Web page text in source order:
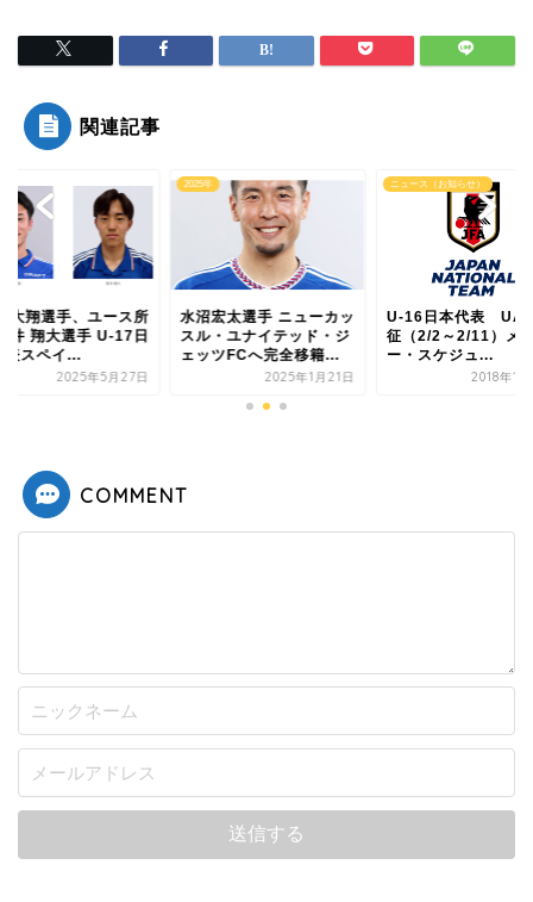
関連記事
大翔選手、ユース所
井 翔大選手 U-17日
表スペイ...
2025年5月27日
2025年
水沼宏太選手 ニューカッ
スル・ユナイテッド・ジ
ェッツFCへ完全移籍...
2025年1月21日
ニュース（お知らせ）
U-16日本代表
征（2/2～2/11）メ
ー・スケジュ...
2018年1
COMMENT